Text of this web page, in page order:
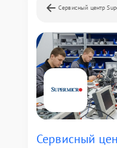
Сервисный центр
Сервисный